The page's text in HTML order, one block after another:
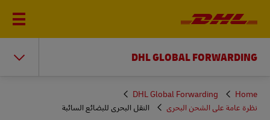
DHL GLOBAL FORWARDING
You
are
here
Home
DHL Global Forwarding
نظرة عامة على الشحن البحري
النقل البحري للبضائع السائبة